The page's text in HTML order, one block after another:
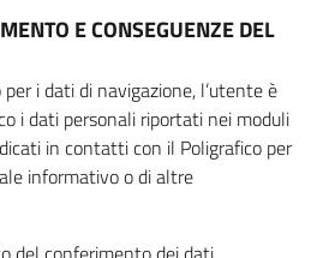
E CONSEGUENZE DEL
i dati di navigazione, l’utente è
i dati personali riportati nei moduli
in contatti con il Poligrafico per
informativo o di altre